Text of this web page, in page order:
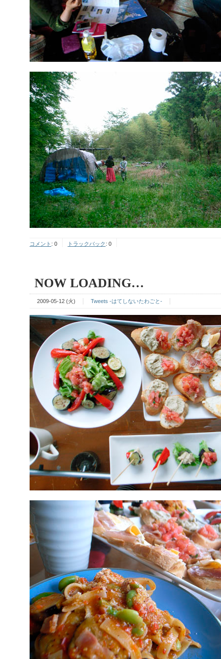
コメント : 0 トラックバック : 0
NOW LOADING…
2009-05-12 (火) Tweets -はてしないたわごと-